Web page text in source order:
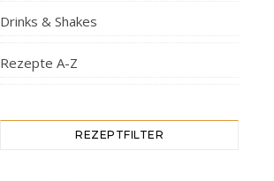
Drinks & Shakes
Rezepte A-Z
REZEPTFILTER